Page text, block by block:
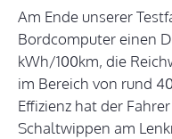
Am Ende unserer
Bordcomputer einen
kWh/100km, die
im Bereich von rund
Effizienz hat der
Schaltwippen am